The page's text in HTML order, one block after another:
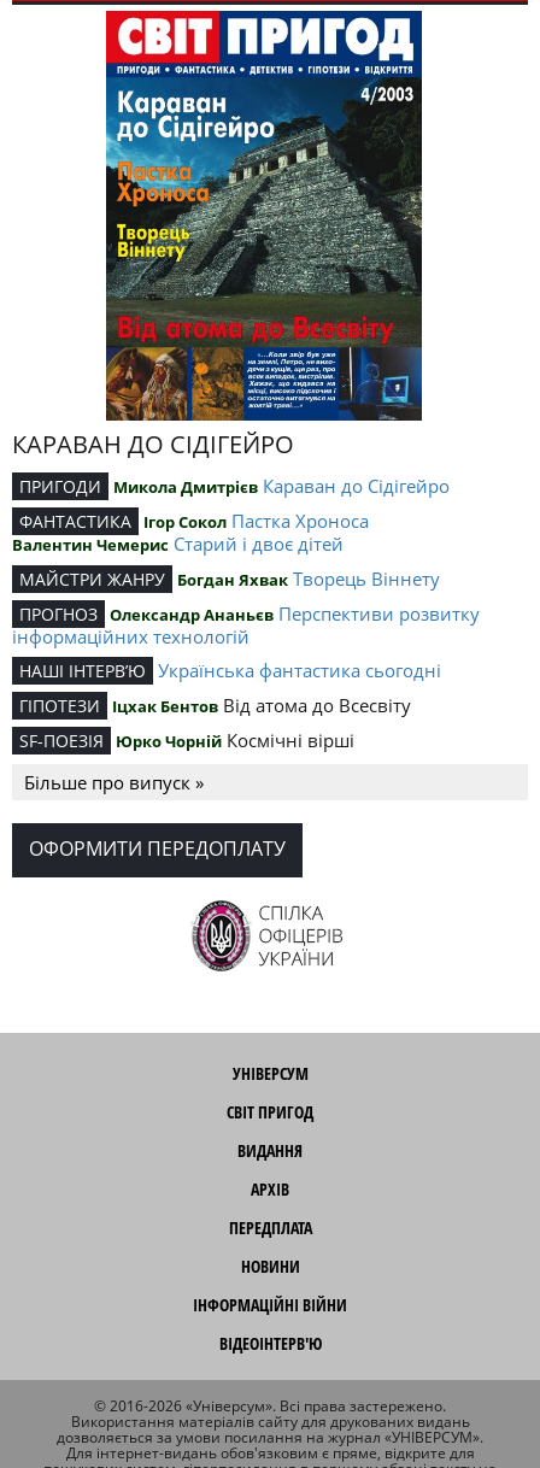
КАРАВАН ДО СІДІГЕЙРО
ПРИГОДИ Микола Дмитрієв Караван до Сідігейро
ФАНТАСТИКА Ігор Сокол Пастка Хроноса
Валентин Чемерис Старий і двоє дітей
МАЙСТРИ ЖАНРУ Богдан Яхвак Творець Віннету
ПРОГНОЗ Олександр Ананьєв Перспективи розвитку
інформаційних технологій
НАШІ ІНТЕРВ’Ю Українська фантастика сьогодні
ГІПОТЕЗИ Іцхак Бентов Від атома до Всесвіту
SF-ПОЕЗІЯ Юрко Чорній Космічні вірші
Більше про випуск »
ОФОРМИТИ ПЕРЕДОПЛАТУ
УНІВЕРСУМ
СВІТ ПРИГОД
ВИДАННЯ
АРХІВ
ПЕРЕДПЛАТА
НОВИНИ
ІНФОРМАЦІЙНІ ВІЙНИ
ВІДЕОІНТЕРВ'Ю
© 2016-2026 «Універсум». Всі права застережено.
Використання матеріалів сайту для друкованих видань
дозволяється за умови посилання на журнал «УНІВЕРСУМ».
Для інтернет-видань обов'язковим є пряме, відкрите для